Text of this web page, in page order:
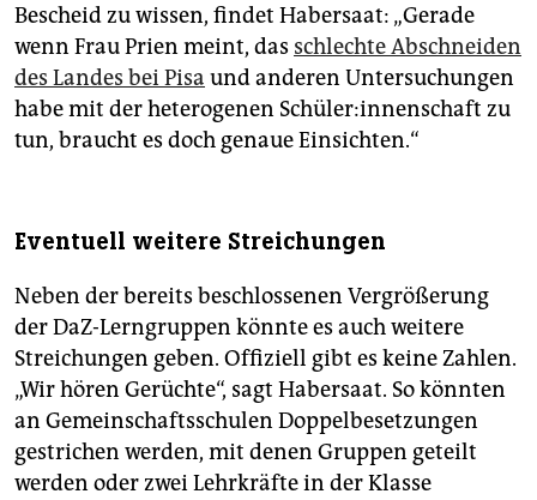
Bescheid zu wissen, findet Habersaat: „Gerade
wenn Frau Prien meint, das schlechte Abschneiden
des Landes bei Pisa und anderen Untersuchungen
habe mit der heterogenen Schü­le­r:in­nen­schaft zu
tun, braucht es doch genaue Einsichten.“
Eventuell weitere Streichungen
Neben der bereits beschlossenen Vergrößerung
der DaZ-Lerngruppen könnte es auch weitere
Streichungen geben. Offiziell gibt es keine Zahlen.
„Wir hören Gerüchte“, sagt Habersaat. So könnten
an Gemeinschaftsschulen Doppelbesetzungen
gestrichen werden, mit denen Gruppen geteilt
werden oder zwei Lehrkräfte in der Klasse